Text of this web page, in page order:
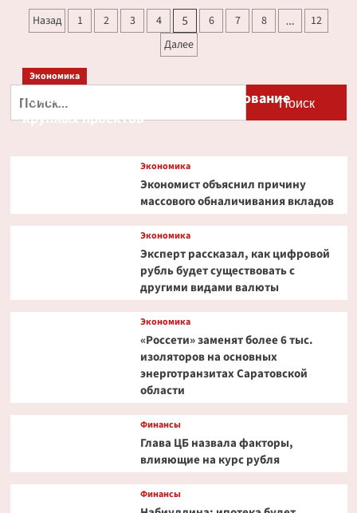
травму
Бузова
от
укладчиков
Пагинация
Назад 1 2 3 4 5 6 7 8 …
12
Далее
Экономика
Путин и Костин обсудили кредитование
крупных проектов
Экономика
Экономист объяснил причину
массового обналичивания вкладов
Экономика
Эксперт рассказал, как цифровой
рубль будет существовать с
другими видами валюты
Экономика
«Россети» заменят более 6 тыс.
изоляторов на основных
энерготранзитах Саратовской
области
Финансы
Глава ЦБ назвала факторы,
влияющие на курс рубля
Финансы